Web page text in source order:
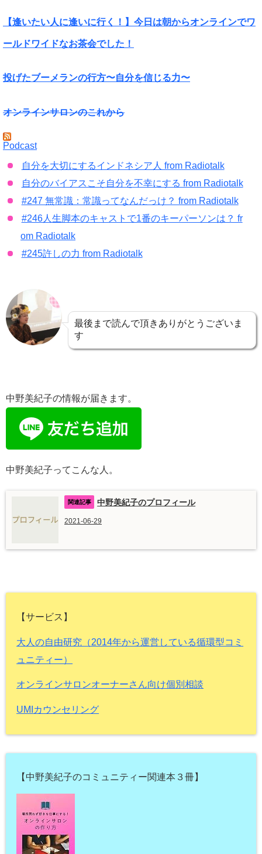
【逢いたい人に逢いに行く！】今日は朝からオンラインでワ
ールドワイドなお茶会でした！
投げたブーメランの行方〜自分を信じる力〜
オンラインサロンのこれから
Podcast
自分を大切にするインドネシア人 from Radiotalk
自分のバイアスこそ自分を不幸にする from Radiotalk
#247 無常識：常識ってなんだっけ？ from Radiotalk
#246人生脚本のキャストで1番のキーパーソンは？ fr
om Radiotalk
#245許しの力 from Radiotalk
最後まで読んで頂きありがとうございま
す
中野美紀子の情報が届きます。
中野美紀子ってこんな人。
中野美紀子のプロフィール
2021-06-29
【サービス】
大人の自由研究（2014年から運営している循環型コミ
ュニティー）
オンラインサロンオーナーさん向け個別相談
UMIカウンセリング
【中野美紀子のコミュニティー関連本３冊】